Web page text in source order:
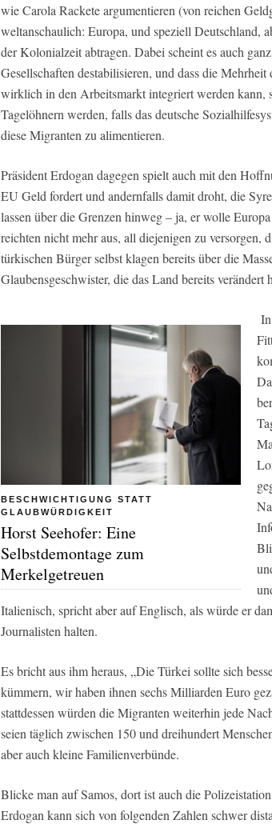
wie Carola Rackete argumentieren (von reichen
weltanschaulich: Europa, und speziell Deutschland,
der Kolonialzeit abtragen. Dabei scheint es auch
Gesellschaften destabilisieren, und dass die
wirklich in den Arbeitsmarkt integriert werden kann,
Tagelöhnern werden, falls das deutsche
diese Migranten zu alimentieren.
Präsident Erdogan dagegen spielt auch mit den
EU Geld fordert und andernfalls damit droht, die
lassen über die Grenzen hinweg – ja, er wolle
reichten nicht mehr aus, all diejenigen zu versorgen,
türkischen Bürger selbst klagen bereits über die
Glaubensgeschwister, die das Land bereits verändert
BESCHWICHTIGUNG STATT
GLAUBWÜRDIGKEIT
Horst Seehofer: Eine
Selbstdemontage zum
Merkelgetreuen
Italienisch, spricht aber auf Englisch, als würde er
Journalisten halten.
Es bricht aus ihm heraus, „Die Türkei sollte sich
kümmern, wir haben ihnen sechs Milliarden Euro
stattdessen würden die Migranten weiterhin jede
seien täglich zwischen 150 und dreihundert
aber auch kleine Familienverbünde.
Blicke man auf Samos, dort ist auch die
Erdogan kann sich von folgenden Zahlen schwer